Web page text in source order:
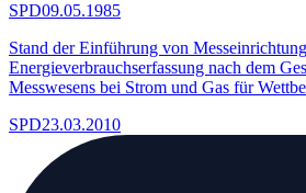
SPD09.05.1985
Stand der Einführung von
Energieverbrauchserfassung nach dem
Messwesens bei Strom und Gas für
SPD23.03.2010